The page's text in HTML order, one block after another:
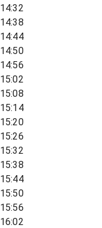
14:32
14:38
14:44
14:50
14:56
15:02
15:08
15:14
15:20
15:26
15:32
15:38
15:44
15:50
15:56
16:02